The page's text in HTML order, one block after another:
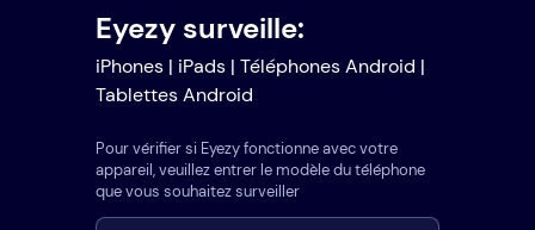
Eyezy surveille:
iPhones | iPads | Téléphones Android |
Tablettes Android
Pour vérifier si Eyezy fonctionne avec votre
appareil, veuillez entrer le modèle du téléphone
que vous souhaitez surveiller